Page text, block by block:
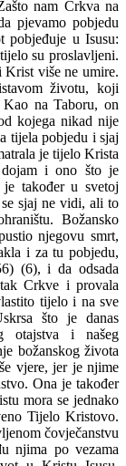
nam Crkva na
pjevamo pobjedu
pobjeđuje u Isusu:
su proslavljeni.
više ne umire.
životu, koji
na Taboru, on
kojega nikad nije
tijela pobjedu i sjaj
je tijelo Krista
i ono što je
je također u svetoj
sjaj ne vidi, ali to
Božansko
njegovu smrt,
i za tu pobjedu,
(6), i da odsada
Crkve i provala
tijelo i na sve
što je danas
otajstva i našeg
božanskog života
vjere, jer je njime
Ona je također
mora se jednako
Tijelo Kristovo.
čovječanstvu
njima po vezama